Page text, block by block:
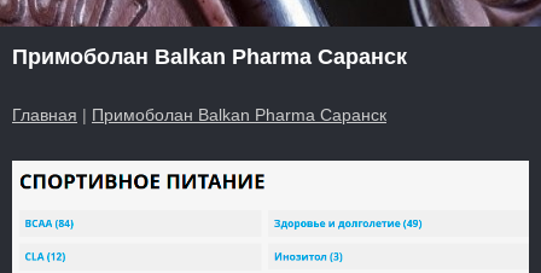
Примоболан Balkan Pharma Саранск
Главная | Примоболан Balkan Pharma Саранск